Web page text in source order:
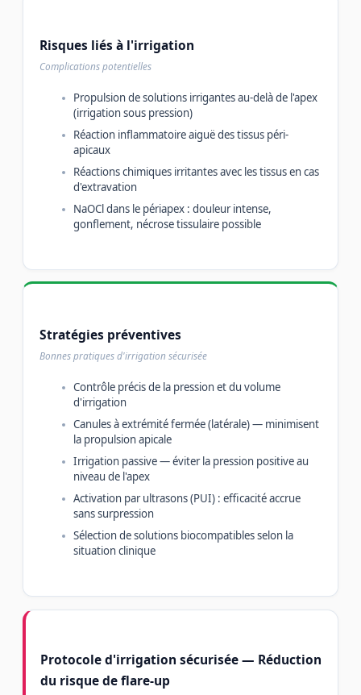
Risques liés à l'irrigation
Complications potentielles
Propulsion de solutions irrigantes au-delà de l'apex
(irrigation sous pression)
Réaction inflammatoire aiguë des tissus péri-
apicaux
Réactions chimiques irritantes avec les tissus en cas
d'extravation
NaOCl dans le périapex : douleur intense,
gonflement, nécrose tissulaire possible
Stratégies préventives
Bonnes pratiques d'irrigation sécurisée
Contrôle précis de la pression et du volume
d'irrigation
Canules à extrémité fermée (latérale) — minimisent
la propulsion apicale
Irrigation passive — éviter la pression positive au
niveau de l'apex
Activation par ultrasons (PUI) : efficacité accrue
sans surpression
Sélection de solutions biocompatibles selon la
situation clinique
Protocole d'irrigation sécurisée — Réduction
du risque de flare-up